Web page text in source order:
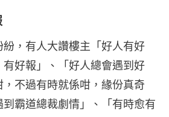
，有人大讚樓主「好人有好
好報」、「好人總會遇到好
不過有時就係咁，緣份真奇
霸道總裁劇情」、「有時愈有